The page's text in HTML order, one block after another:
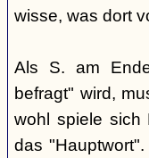
wisse, was dort
Als S. am
befragt" wird,
wohl spiele sich
das